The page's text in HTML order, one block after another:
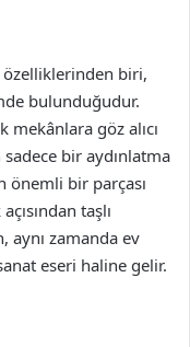
özelliklerinden biri,
bulunduğudur.
mekânlara göz alıcı
bir aydınlatma
önemli bir parçası
taşlı
aynı zamanda ev
eseri haline gelir.